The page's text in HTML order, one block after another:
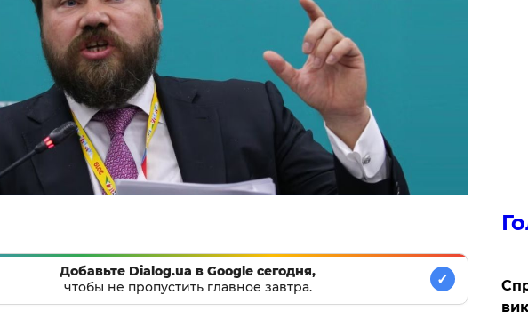
Добавьте Dialog.ua в Google сегодня,
чтобы не пропустить главное завтра.
✓